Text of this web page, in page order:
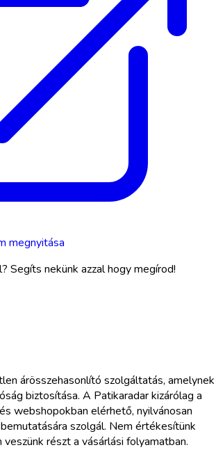
megnyitása
Segíts nekünk azzal hogy megírod!
árösszehasonlító szolgáltatás, amelynek
biztosítása. A Patikaradar kizárólag a
webshopokban elérhető, nyilvánosan
szolgál. Nem értékesítünk
részt a vásárlási folyamatban.